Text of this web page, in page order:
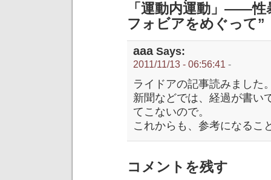
「運動内運動」――性
フォビアをめぐって”
aaaSays:
2011/11/13 - 06:56:41 -
ライドアの記事読みました
新聞などでは、経過が書い
てこないので。
これからも、参考になるこ
コメントを残す